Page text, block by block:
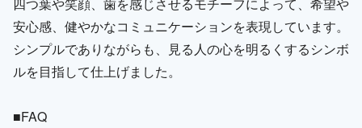
安心感、健やかなコミュニケーションを表現しています。
シンプルでありながらも、見る人の心を明るくするシンボ
ルを目指して仕上げました。
■FAQ